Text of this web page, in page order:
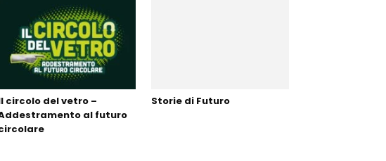
circolo del vetro –
al futuro
Storie di Futuro